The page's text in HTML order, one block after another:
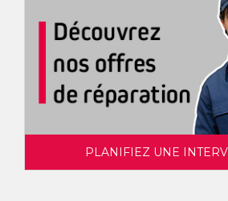
PLANIFIEZ UNE